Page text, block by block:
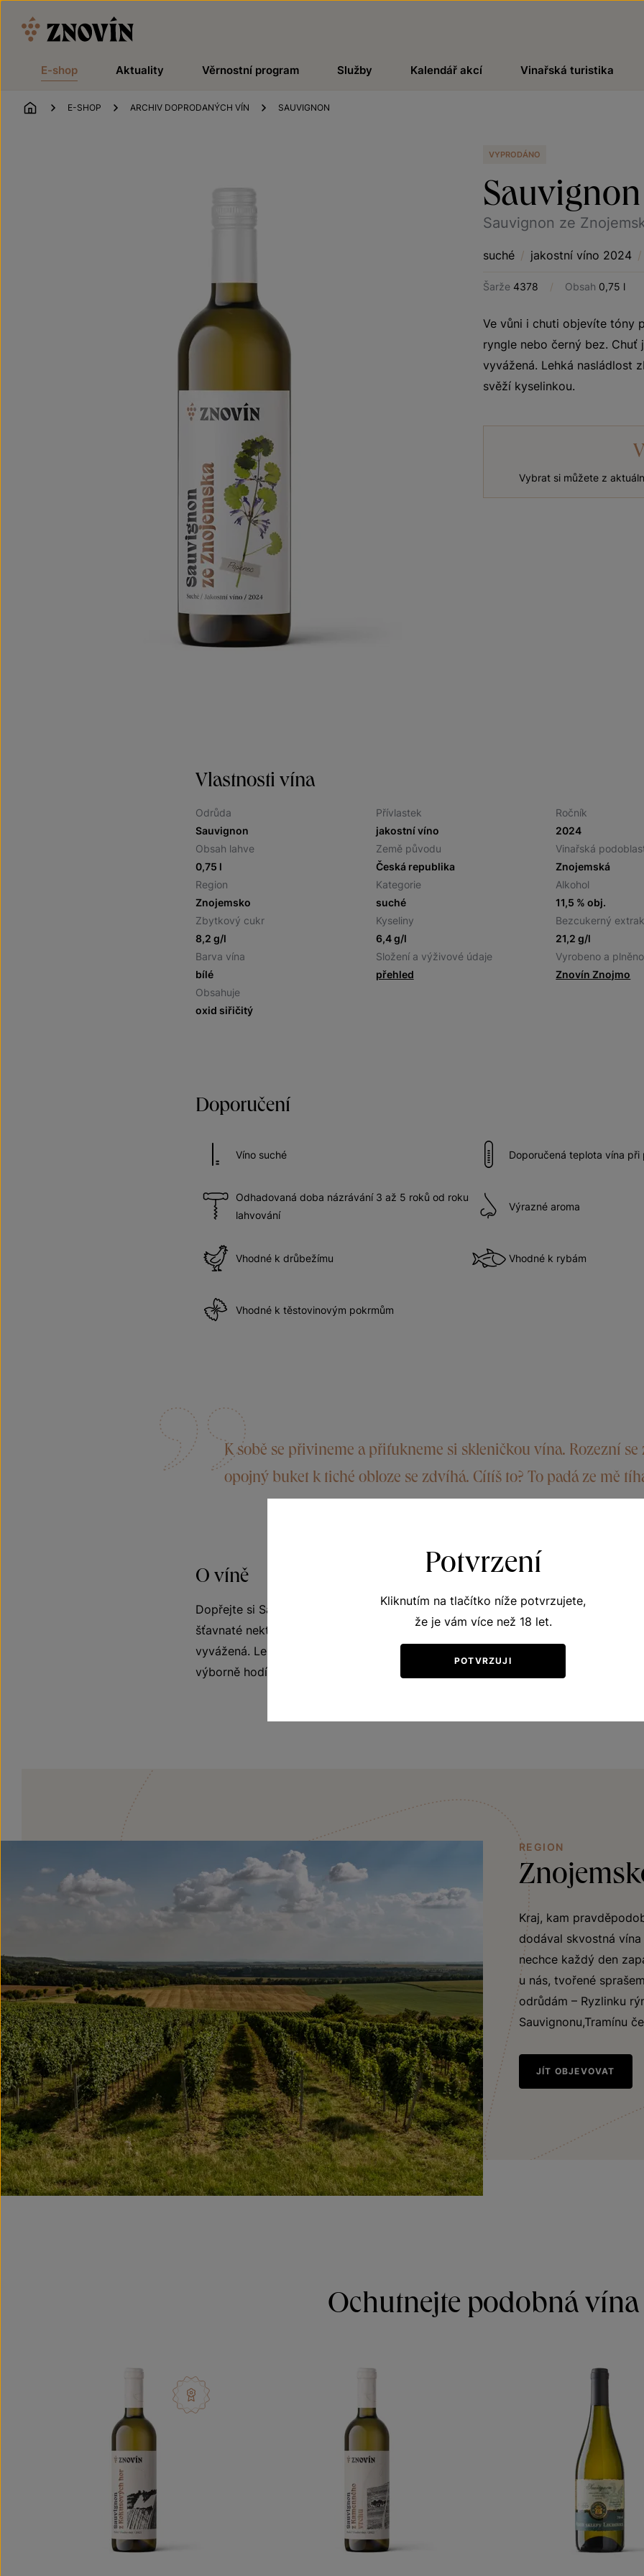
E-shop Aktuality Věrnostní program Služby Kalendář akcí Vinařská turistika
ÚVOD
E-SHOP ARCHIV DOPRODANÝCH VÍN SAUVIGNON
VYPRODÁNO
Sauvignon
Sauvignon ze
suché / jakostní víno 2024 /
Šarže 4378 / Obsah 0,75 l
Ve vůni i chuti objevíte tóny
ryngle nebo černý bez. Chuť
vyvážená. Lehká nasládlost
svěží kyselinkou.
Vybrat si můžete z
Vlastnosti vína
Odrůda
Sauvignon
Přívlastek
jakostní víno
Ročník
2024
Obsah lahve
0,75 l
Země původu
Česká republika
Vinařská
Znojemská
Region
Znojemsko
Kategorie
suché
Alkohol
11,5 % obj.
Zbytkový cukr
8,2 g/l
Kyseliny
6,4 g/l
Bezcukerný
21,2 g/l
Barva vína
bílé
Složení a výživové údaje
přehled
Vyrobeno a plněno
Znovín Znojmo
Obsahuje
oxid siřičitý
Doporučení
Víno suché Doporučená teplota vína při
Odhadovaná doba názrávání 3 až 5 roků od roku
lahvování
Výrazné aroma
Vhodné k drůbežímu Vhodné k rybám
Vhodné k těstovinovým pokrmům
K sobě se přivineme a přiťukneme si skleničkou vína. Rozezní
opojný buket k tiché obloze se zdvíhá. Cítíš to? To padá ze mě
O víně
Dopřejte si Sauvignon, který vás okouzlí svými intenzivními ovocnými tóny. Ve
šťavnaté nektarinky, broskve, zralé ryngle nebo černý bez. Chuť je svěží,
vyvážená. Lehká nasládlost zbytkového cukru je v krásné rovnováze se svěží
výborně hodí k pokrmům z drůbeže i k těstovinám a má také předpoklady pro
REGION
Kraj, kam
dodával skvostná
nechce každý den
u nás, tvořené
odrůdám – Ryzlinku
Sauvignonu,Tramínu
JÍT OBJEVOVAT
Ochutnejte podobná vína
Potvrzení
Kliknutím na tlačítko níže potvrzujete,
že je vám více než 18 let.
POTVRZUJI